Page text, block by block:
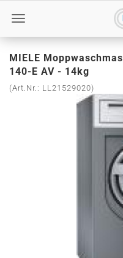
MIELE
140-E AV - 14kg
(Art.Nr.: LL21529020)